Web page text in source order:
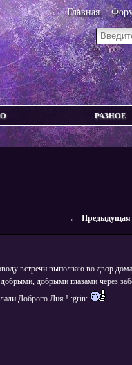
Главная
РАЗНОЕ
← Предыдущая
встречи выползаю во двор
добрыми глазами через
Доброго Дня ! :grin: